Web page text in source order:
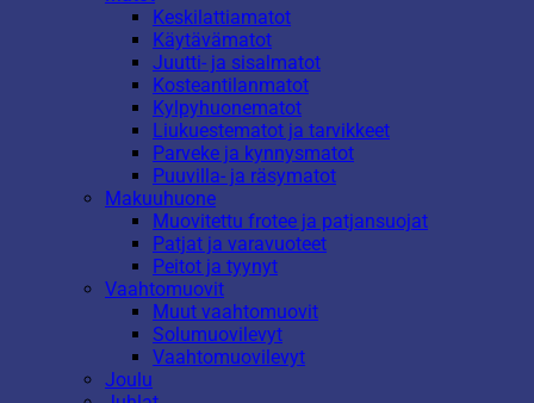
Keskilattiamatot
Käytävämatot
Juutti- ja sisalmatot
Kosteantilanmatot
Kylpyhuonematot
Liukuestematot ja tarvikkeet
Parveke ja kynnysmatot
Puuvilla- ja räsymatot
Makuuhuone
Muovitettu frotee ja patjansuojat
Patjat ja varavuoteet
Peitot ja tyynyt
Vaahtomuovit
Muut vaahtomuovit
Solumuovilevyt
Vaahtomuovilevyt
Joulu